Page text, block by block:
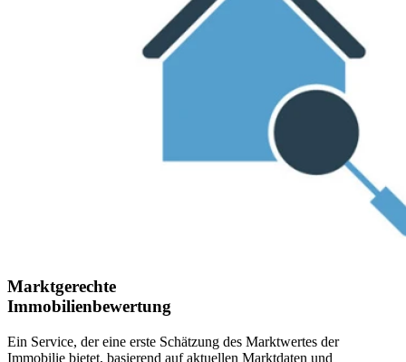
Marktgerechte
Immobilienbewertung
Ein Service, der eine erste Schätzung des Marktwertes der
Immobilie bietet, basierend auf aktuellen Marktdaten und